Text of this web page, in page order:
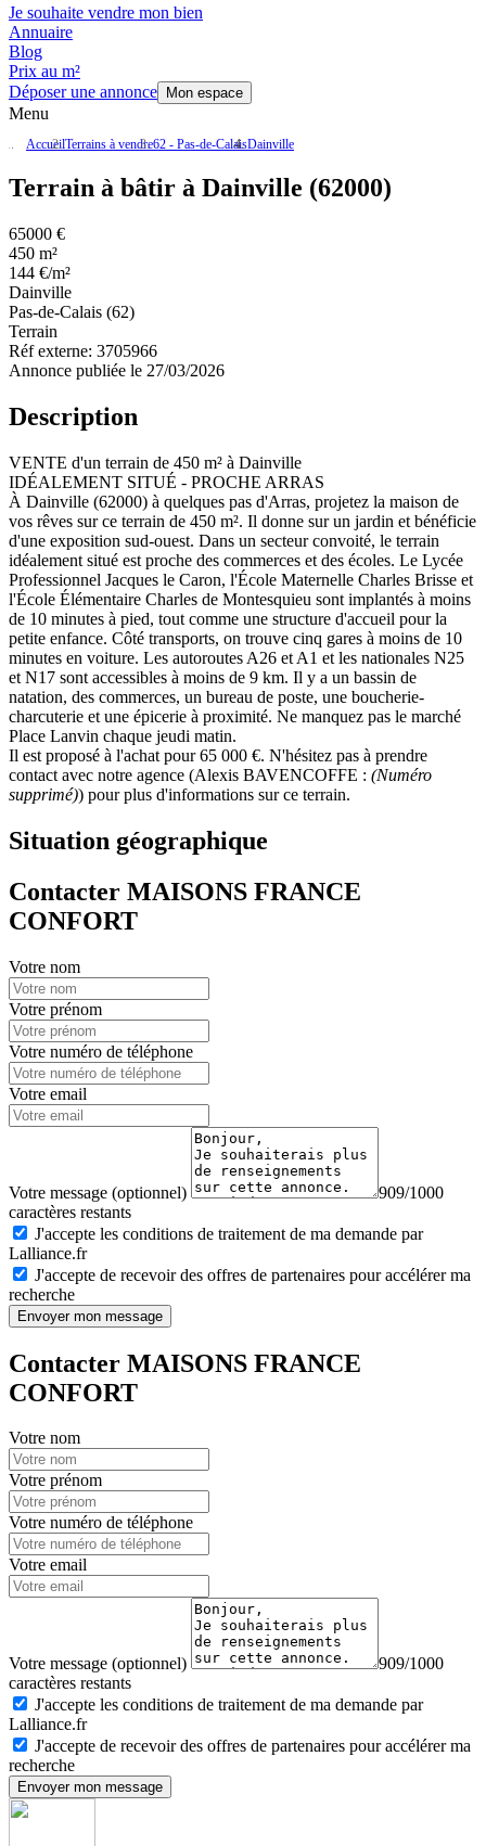
Je souhaite vendre mon bien
Annuaire
Blog
Prix au m²
Déposer une annonce
Mon espace
Menu
AccueilTerrains à vendre62 - Pas-de-CalaisDainville
Terrain à bâtir à Dainville (62000)
65000 €
450 m²
144 €/m²
Dainville
Pas-de-Calais (62)
Terrain
Réf externe: 3705966
Annonce publiée le 27/03/2026
Description
VENTE d'un terrain de 450 m² à Dainville
IDÉALEMENT SITUÉ - PROCHE ARRAS
À Dainville (62000) à quelques pas d'Arras, projetez la maison de
vos rêves sur ce terrain de 450 m². Il donne sur un jardin et bénéficie
d'une exposition sud-ouest. Dans un secteur convoité, le terrain
idéalement situé est proche des commerces et des écoles. Le Lycée
Professionnel Jacques le Caron, l'École Maternelle Charles Brisse et
l'École Élémentaire Charles de Montesquieu sont implantés à moins
de 10 minutes à pied, tout comme une structure d'accueil pour la
petite enfance. Côté transports, on trouve cinq gares à moins de 10
minutes en voiture. Les autoroutes A26 et A1 et les nationales N25
et N17 sont accessibles à moins de 9 km. Il y a un bassin de
natation, des commerces, un bureau de poste, une boucherie-
charcuterie et une épicerie à proximité. Ne manquez pas le marché
Place Lanvin chaque jeudi matin.
Il est proposé à l'achat pour 65 000 €. N'hésitez pas à prendre
contact avec notre agence (Alexis BAVENCOFFE : (Numéro
supprimé)) pour plus d'informations sur ce terrain.
Situation géographique
Contacter MAISONS FRANCE
CONFORT
Votre nom
Votre prénom
Votre numéro de téléphone
Votre email
Votre message (optionnel)
909/1000
caractères restants
J'accepte les conditions de traitement de ma demande par
Lalliance.fr
J'accepte de recevoir des offres de partenaires pour accélérer ma
recherche
Envoyer mon message
Contacter MAISONS FRANCE
CONFORT
Votre nom
Votre prénom
Votre numéro de téléphone
Votre email
Votre message (optionnel)
909/1000
caractères restants
J'accepte les conditions de traitement de ma demande par
Lalliance.fr
J'accepte de recevoir des offres de partenaires pour accélérer ma
recherche
Envoyer mon message